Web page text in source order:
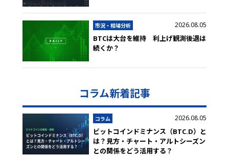
市況・相場分析 2026.08.05
BTCは大台を維持 利上げ観測後退は
続くか？
コラム新着記事
コラム 2026.08.05
ビットコインドミナンス（BTC.D）と
は？見方・チャート・アルトシーズン
との関係をどう活用する？